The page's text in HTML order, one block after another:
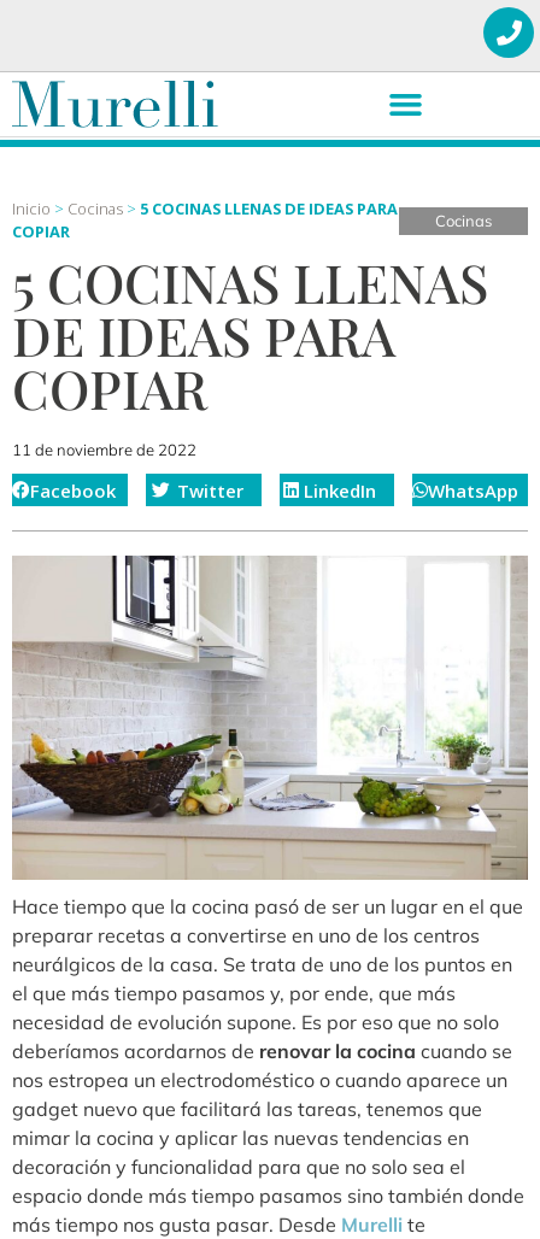
Inicio > Cocinas > 5 COCINAS LLENAS DE IDEAS PARA
COPIAR
Cocinas
5 COCINAS LLENAS
DE IDEAS PARA
COPIAR
11 de noviembre de 2022
Facebook Twitter LinkedIn WhatsApp
Hace tiempo que la cocina pasó de ser un lugar en el que
preparar recetas a convertirse en uno de los centros
neurálgicos de la casa. Se trata de uno de los puntos en
el que más tiempo pasamos y, por ende, que más
necesidad de evolución supone. Es por eso que no solo
deberíamos acordarnos de renovar la cocina cuando se
nos estropea un electrodoméstico o cuando aparece un
gadget nuevo que facilitará las tareas, tenemos que
mimar la cocina y aplicar las nuevas tendencias en
decoración y funcionalidad para que no solo sea el
espacio donde más tiempo pasamos sino también donde
más tiempo nos gusta pasar. Desde Murelli te